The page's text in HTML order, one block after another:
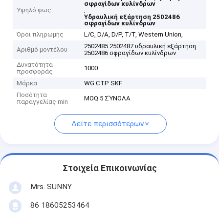
Υψηλό φως
σφραγίδων κυλίνδρων
,
Υδραυλική εξάρτηση 2502486
σφραγίδων κυλίνδρων
Όροι πληρωμής
L/C, D/A, D/P, T/T, Western Union,
Αριθμό μοντέλου
2502485 2502487 υδραυλική εξάρτηση
2502486 σφραγίδων κυλίνδρων
Δυνατότητα
προσφοράς
1000
Μάρκα
WG CTP SKF
Ποσότητα
παραγγελίας min
MOQ 5 ΣΎΝΟΛΑ
Δείτε περισσότερων
Στοιχεία Επικοινωνίας
Mrs. SUNNY
86 18605253464